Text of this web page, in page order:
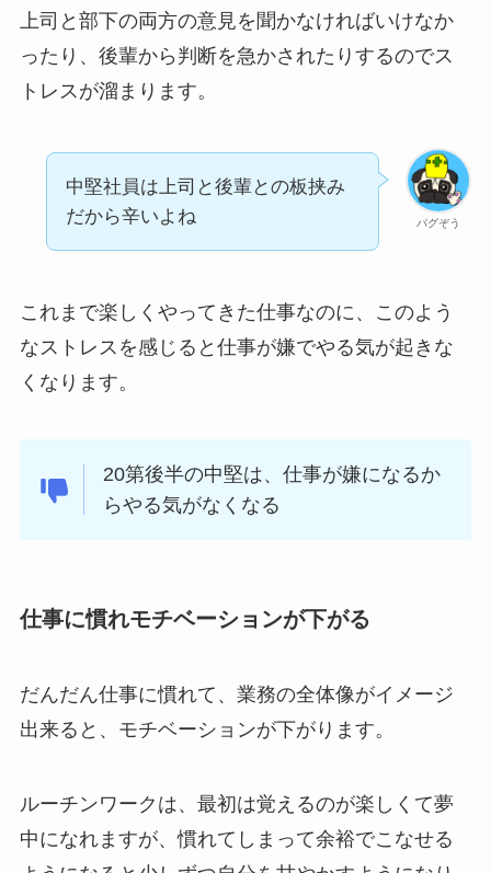
上司と部下の両方の意見を聞かなければいけなか
ったり、後輩から判断を急かされたりするのでス
トレスが溜まります。
パグぞう
中堅社員は上司と後輩との板挟み
だから辛いよね
これまで楽しくやってきた仕事なのに、このよう
なストレスを感じると仕事が嫌でやる気が起きな
くなります。
20第後半の中堅は、仕事が嫌になるか
らやる気がなくなる
仕事に慣れモチベーションが下がる
だんだん仕事に慣れて、業務の全体像がイメージ
出来ると、モチベーションが下がります。
ルーチンワークは、最初は覚えるのが楽しくて夢
中になれますが、慣れてしまって余裕でこなせる